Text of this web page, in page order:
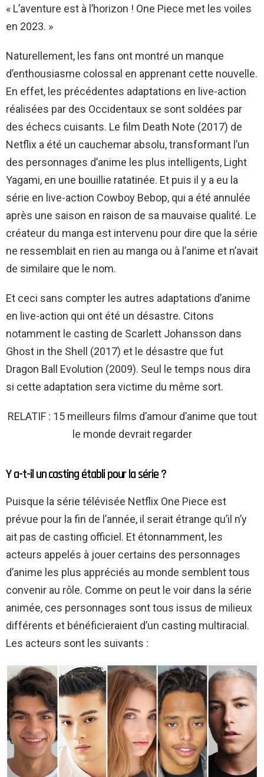
« L’aventure est à l’horizon ! One Piece met les voiles
en 2023. »
Naturellement, les fans ont montré un manque
d’enthousiasme colossal en apprenant cette nouvelle.
En effet, les précédentes adaptations en live-action
réalisées par des Occidentaux se sont soldées par
des échecs cuisants. Le film Death Note (2017) de
Netflix a été un cauchemar absolu, transformant l’un
des personnages d’anime les plus intelligents, Light
Yagami, en une bouillie ratatinée. Et puis il y a eu la
série en live-action Cowboy Bebop, qui a été annulée
après une saison en raison de sa mauvaise qualité. Le
créateur du manga est intervenu pour dire que la série
ne ressemblait en rien au manga ou à l’anime et n’avait
de similaire que le nom.
Et ceci sans compter les autres adaptations d’anime
en live-action qui ont été un désastre. Citons
notamment le casting de Scarlett Johansson dans
Ghost in the Shell (2017) et le désastre que fut
Dragon Ball Evolution (2009). Seul le temps nous dira
si cette adaptation sera victime du même sort.
RELATIF : 15 meilleurs films d’amour d’anime que tout
le monde devrait regarder
Y a-t-il un casting établi pour la série ?
Puisque la série télévisée Netflix One Piece est
prévue pour la fin de l’année, il serait étrange qu’il n’y
ait pas de casting officiel. Et étonnamment, les
acteurs appelés à jouer certains des personnages
d’anime les plus appréciés au monde semblent tous
convenir au rôle. Comme on peut le voir dans la série
animée, ces personnages sont tous issus de milieux
différents et bénéficieraient d’un casting multiracial.
Les acteurs sont les suivants :